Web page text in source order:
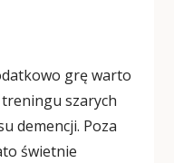
grę warto
szarych
demencji. Poza
świetnie